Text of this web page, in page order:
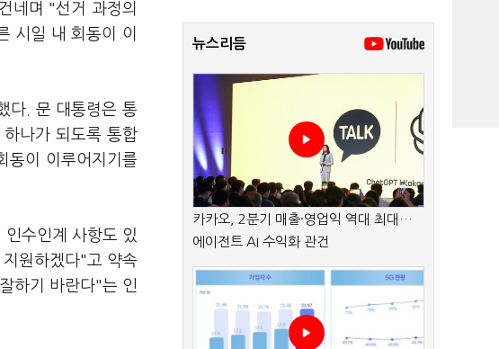
네며 "선거 과정의
시일 내 회동이 이
다. 문 대통령은 통
나가 되도록 통합
동이 이루어지기를
수인계 사항도 있
원하겠다"고 약속
하기 바란다"는 인
뉴스리듬
카카오, 2분기 매출·영업익 역대 최대…
에이전트 AI 수익화 관건